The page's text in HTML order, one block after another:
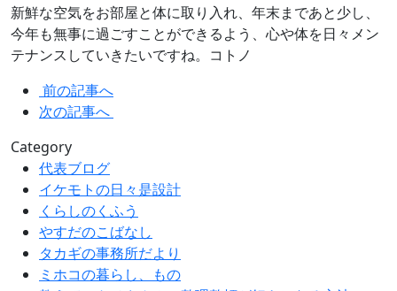
新鮮な空気をお部屋と体に取り入れ、年末まであと少し、
今年も無事に過ごすことができるよう、心や体を日々メン
テナンスしていきたいですね。コトノ
前の記事へ
次の記事へ
Category
代表ブログ
イケモトの日々是設計
くらしのくふう
やすだのこばなし
タカギの事務所だより
ミホコの暮らし、もの